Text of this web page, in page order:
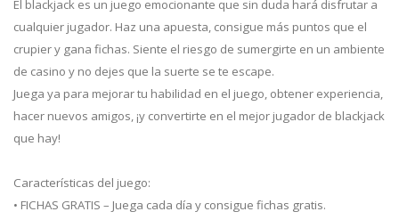
El blackjack es un juego emocionante que sin duda hará disfrutar a
cualquier jugador. Haz una apuesta, consigue más puntos que el
crupier y gana fichas. Siente el riesgo de sumergirte en un ambiente
de casino y no dejes que la suerte se te escape.
Juega ya para mejorar tu habilidad en el juego, obtener experiencia,
hacer nuevos amigos, ¡y convertirte en el mejor jugador de blackjack
que hay!
Características del juego:
• FICHAS GRATIS – Juega cada día y consigue fichas gratis.